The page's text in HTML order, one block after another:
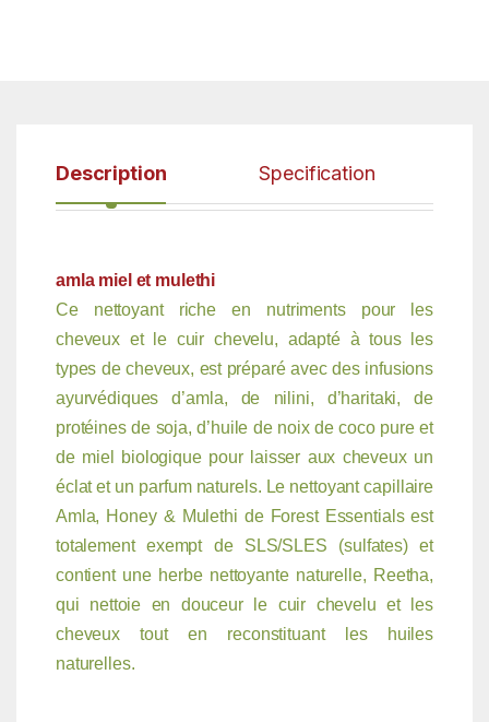
Description Specification
amla miel et mulethi
Ce nettoyant riche en nutriments pour les
cheveux et le cuir chevelu, adapté à tous les
types de cheveux, est préparé avec des infusions
ayurvédiques d’amla, de nilini, d’haritaki, de
protéines de soja, d’huile de noix de coco pure et
de miel biologique pour laisser aux cheveux un
éclat et un parfum naturels. Le nettoyant capillaire
Amla, Honey & Mulethi de Forest Essentials est
totalement exempt de SLS/SLES (sulfates) et
contient une herbe nettoyante naturelle, Reetha,
qui nettoie en douceur le cuir chevelu et les
cheveux tout en reconstituant les huiles
naturelles.